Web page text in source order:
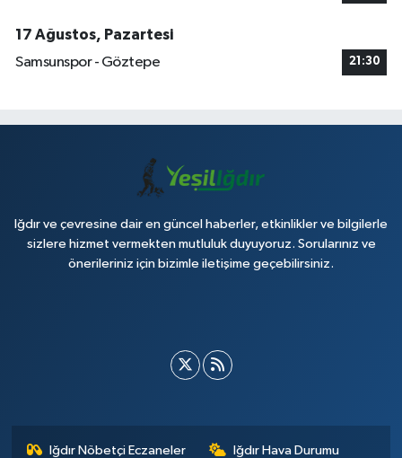
17 Ağustos, Pazartesi
Samsunspor - Göztepe
21:30
Iğdır ve çevresine dair en güncel haberler, etkinlikler ve bilgilerle
sizlere hizmet vermekten mutluluk duyuyoruz. Sorularınız ve
önerileriniz için bizimle iletişime geçebilirsiniz.
Iğdır Nöbetçi Eczaneler Iğdır Hava Durumu